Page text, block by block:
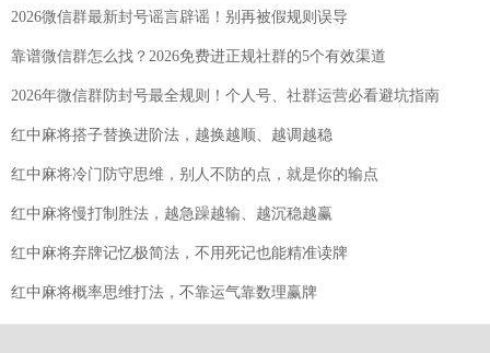
2026微信群最新封号谣言辟谣！别再被假规则误导
靠谱微信群怎么找？2026免费进正规社群的5个有效渠道
2026年微信群防封号最全规则！个人号、社群运营必看避坑指南
红中麻将搭子替换进阶法，越换越顺、越调越稳
红中麻将冷门防守思维，别人不防的点，就是你的输点
红中麻将慢打制胜法，越急躁越输、越沉稳越赢
红中麻将弃牌记忆极简法，不用死记也能精准读牌
红中麻将概率思维打法，不靠运气靠数理赢牌